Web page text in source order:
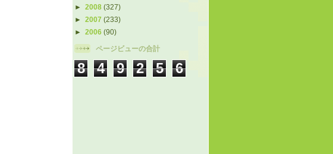
► 2008 (327)
► 2007 (233)
► 2006 (90)
ページビューの合計
8 4 9 2 5 6